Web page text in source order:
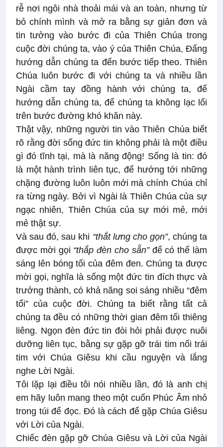
rễ nơi ngôi nhà thoải mái và an toàn, nhưng từ
bỏ chính mình và mở ra bằng sự giản đơn và
tin tưởng vào bước đi của Thiên Chúa trong
cuộc đời chúng ta, vào ý của Thiên Chúa, Đấng
hướng dẫn chúng ta đến bước tiếp theo. Thiên
Chúa luôn bước đi với chúng ta và nhiều lần
Ngài cầm tay đồng hành với chúng ta, để
hướng dẫn chúng ta, để chúng ta không lạc lối
trên bước đường khó khăn này.
Thật vậy, những người tin vào Thiên Chúa biết
rõ rằng đời sống đức tin không phải là một điều
gì đó tĩnh tại, mà là năng động! Sống là tin: đó
là một hành trình liên tục, để hướng tới những
chặng đường luôn luôn mới mà chính Chúa chỉ
ra từng ngày. Bởi vì Ngài là Thiên Chúa của sự
ngạc nhiên, Thiên Chúa của sự mới mẻ, mới
mẻ thật sự.
Và sau đó, sau khi “thắt lưng cho gọn”, chúng ta
được mời gọi “thắp đèn cho sẵn”để có thể làm
sáng lên bóng tối của đêm đen. Chúng ta được
mời gọi, nghĩa là sống một đức tin đích thực và
trưởng thành, có khả năng soi sáng nhiều “đêm
tối” của cuộc đời. Chúng ta biết rằng tất cả
chúng ta đều có những thời gian đêm tối thiêng
liêng. Ngọn đèn đức tin đòi hỏi phải được nuôi
dưỡng liên tục, bằng sự gặp gỡ trái tim nối trái
tim với Chúa Giêsu khi cầu nguyện và lắng
nghe Lời Ngài.
Tôi lặp lại điều tôi nói nhiều lần, đó là anh chị
em hãy luôn mang theo một cuốn Phúc Âm nhỏ
trong túi để đọc. Đó là cách để gặp Chúa Giêsu
với Lời của Ngài.
Chiếc đèn gặp gỡ Chúa Giêsu và Lời của Ngài